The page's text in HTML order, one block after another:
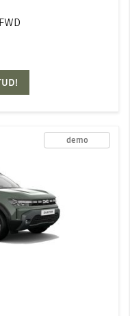
FWD
demo